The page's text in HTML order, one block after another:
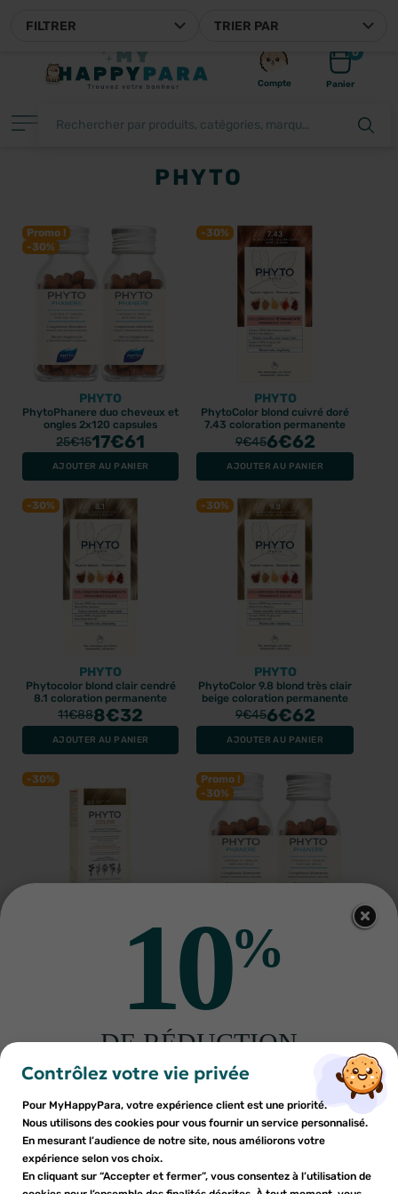
Compte
0
Panier
TRIER PAR
FILTRER
PHYTO
Promo !
-30%
PHYTO
PhytoPhanere duo cheveux et
ongles 2x120 capsules
25€1517€61
AJOUTER AU PANIER
-30%
PHYTO
PhytoColor blond cuivré doré
7.43 coloration permanente
9€456€62
AJOUTER AU PANIER
-30%
PHYTO
Phytocolor blond clair cendré
8.1 coloration permanente
11€888€32
AJOUTER AU PANIER
-30%
PHYTO
PhytoColor 9.8 blond très clair
beige coloration permanente
9€456€62
AJOUTER AU PANIER
-30%
Promo !
-30%
PHYTO
copy of PhytoPhanere duo
cheveux et ongles 2x120
31
Ajouter à ma liste d'envies ×
add_circle_outline
Créer une nouvelle liste
((modalTitle)) ×
((confirmMessage))
((cancelText))
×
Nom de la liste d'envies
×
Vous devez être connecté pour ajouter des produits à votre
liste d'envies.
Contrôlez votre vie privée
Pour MyHappyPara, votre expérience client est une priorité.
Nous utilisons des cookies pour vous fournir un service personnalisé.
En mesurant l’audience de notre site, nous améliorons votre
expérience selon vos choix.
En cliquant sur “Accepter et fermer”, vous consentez à l’utilisation de
10%
DE RÉDUCTION
sur votre première commande
Inscrivez-vous à notre newsletter et profitez
d'une réduction sur votre première commande*